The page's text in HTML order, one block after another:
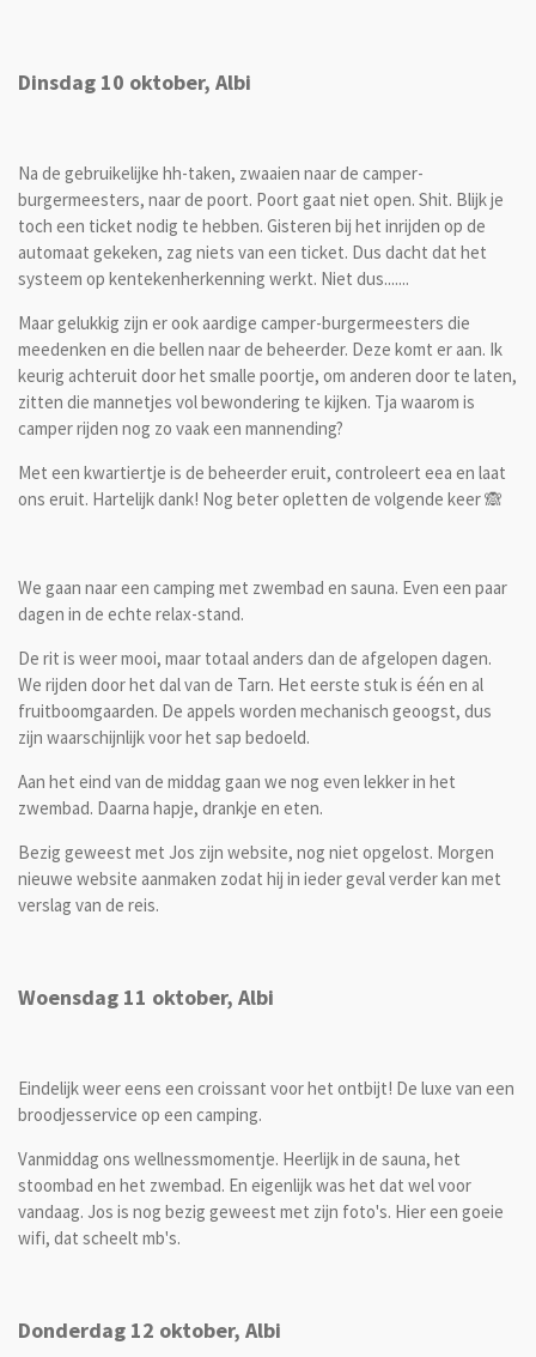
Dinsdag 10 oktober, Albi
Na de gebruikelijke hh-taken, zwaaien naar de camper-
burgermeesters, naar de poort. Poort gaat niet open. Shit. Blijk je
toch een ticket nodig te hebben. Gisteren bij het inrijden op de
automaat gekeken, zag niets van een ticket. Dus dacht dat het
systeem op kentekenherkenning werkt. Niet dus.......
Maar gelukkig zijn er ook aardige camper-burgermeesters die
meedenken en die bellen naar de beheerder. Deze komt er aan. Ik
keurig achteruit door het smalle poortje, om anderen door te laten,
zitten die mannetjes vol bewondering te kijken. Tja waarom is
camper rijden nog zo vaak een mannending?
Met een kwartiertje is de beheerder eruit, controleert eea en laat
ons eruit. Hartelijk dank! Nog beter opletten de volgende keer 🙈
We gaan naar een camping met zwembad en sauna. Even een paar
dagen in de echte relax-stand.
De rit is weer mooi, maar totaal anders dan de afgelopen dagen.
We rijden door het dal van de Tarn. Het eerste stuk is één en al
fruitboomgaarden. De appels worden mechanisch geoogst, dus
zijn waarschijnlijk voor het sap bedoeld.
Aan het eind van de middag gaan we nog even lekker in het
zwembad. Daarna hapje, drankje en eten.
Bezig geweest met Jos zijn website, nog niet opgelost. Morgen
nieuwe website aanmaken zodat hij in ieder geval verder kan met
verslag van de reis.
Woensdag 11 oktober, Albi
Eindelijk weer eens een croissant voor het ontbijt! De luxe van een
broodjesservice op een camping.
Vanmiddag ons wellnessmomentje. Heerlijk in de sauna, het
stoombad en het zwembad. En eigenlijk was het dat wel voor
vandaag. Jos is nog bezig geweest met zijn foto's. Hier een goeie
wifi, dat scheelt mb's.
Donderdag 12 oktober, Albi